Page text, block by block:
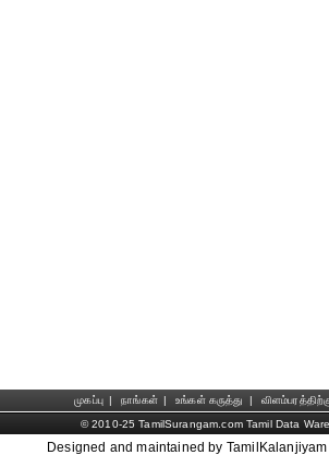
முகப்பு | நாங்கள் | உங்கள் கருத்து |
© 2010-25 TamilSurangam.com Tamil Data
Designed and maintained by